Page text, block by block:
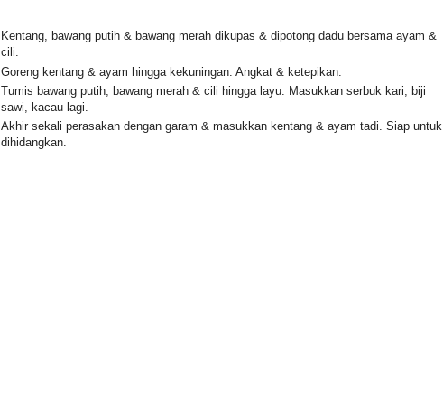
Kentang, bawang putih & bawang merah dikupas & dipotong dadu bersama ayam &
cili.
Goreng kentang & ayam hingga kekuningan. Angkat & ketepikan.
Tumis bawang putih, bawang merah & cili hingga layu. Masukkan serbuk kari, biji
sawi, kacau lagi.
Akhir sekali perasakan dengan garam & masukkan kentang & ayam tadi. Siap untuk
dihidangkan.